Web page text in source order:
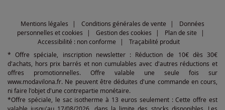
Mentions légales Conditions générales de vente
Données
personnelles et cookies
Gestion des cookies
Plan de site
Accessibilité : non conforme
Traçabilité produit
* Offre spéciale, inscription newsletter : Réduction de 10€ dès 30€
d'achats, hors prix barrés et non cumulables avec d'autres réductions et
offres promotionnelles. Offre valable une seule fois sur
www.modavilona.fr. Ne peuvent être déduites d'une commande en cours,
ni faire l'objet d'une contrepartie monétaire.
*Offre spéciale, le sac isotherme à 13 euros seulement : Cette offre est
valable jusqu'au 17/08/2026, dans la limite des stocks disponibles. Les